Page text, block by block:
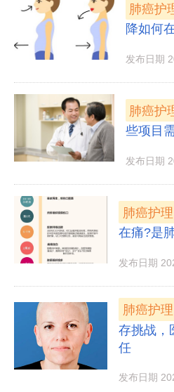
肺癌护
降如何
发布日期
肺癌护
些项目
发布日期
肺癌护理
在痛?是
发布日期
肺癌护理
存挑战，
任
发布日期